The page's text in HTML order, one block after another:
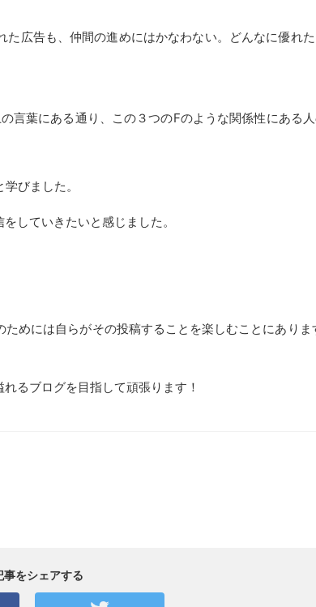
た広告も、仲間の進めにはかなわない。どんなに優れ
葉にある通り、この３つのFのような関係性にある
びました。
していきたいと感じました。
のためには自らがその投稿することを楽しむこと
るブログを目指して頑張ります！
事をシェアする